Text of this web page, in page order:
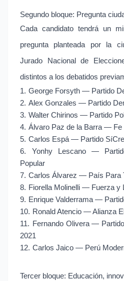
Segundo bloque: Pregunta
Cada candidato tendrá un
pregunta planteada por la
Jurado Nacional de
distintos a los debatidos
1. George Forsyth — Partido
2. Alex Gonzales — Partido
3. Walter Chirinos — Partido
4. Álvaro Paz de la Barra — Fe
5. Carlos Espá — Partido
6.
Yonhy Lescano —
Popular
7. Carlos Álvarez — País Para
8. Fiorella Molinelli — Fuerza y
9. Enrique Valderrama —
10. Ronald Atencio — Alianza
11. Fernando Olivera —
2021
12. Carlos Jaico — Perú
Tercer bloque: Educación,